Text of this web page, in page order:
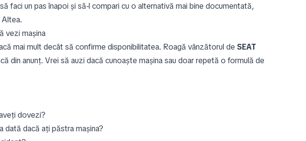
faci un pas înapoi și să-l compari cu o alternativă mai bine documentată,
Altea.
vezi mașina
mai mult decât să confirme disponibilitatea. Roagă vânzătorul de SEAT
din anunț. Vrei să auzi dacă cunoaște mașina sau doar repetă o formulă de
dovezi?
dată dacă ați păstra mașina?